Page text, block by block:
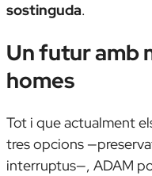
sostinguda.
Un futur amb
homes
Tot i que actualment
tres opcions
interruptus—, ADAM